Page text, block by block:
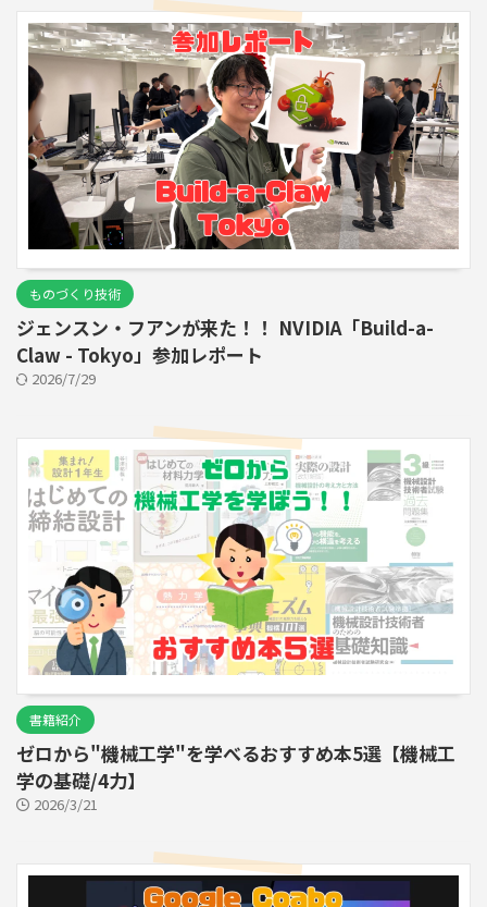
ものづくり技術
ジェンスン・フアンが来た！！ NVIDIA「Build-a-
Claw - Tokyo」参加レポート
2026/7/29
書籍紹介
ゼロから"機械工学"を学べるおすすめ本5選【機械工
学の基礎/4力】
2026/3/21